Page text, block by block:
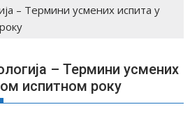
– Термини усмених испита у
– Термини усмених
испитном року